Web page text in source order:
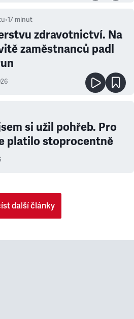
•17 minut
zdravotnictví. Na
zaměstnanců padl
si užil pohřeb. Pro
platilo stoprocentně
další články